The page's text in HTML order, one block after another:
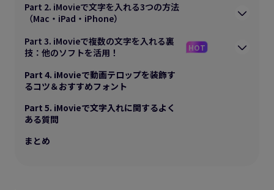
Part 2. iMovieで文字を入れる3つの方法
（Mac・iPad・iPhone）
Part 3. iMovieで複数の文字を入れる裏
技：他のソフトを活用！
HOT
Part 4. iMovieで動画テロップを装飾す
るコツ＆おすすめフォント
Part 5. iMovieで文字入れに関するよく
ある質問
まとめ